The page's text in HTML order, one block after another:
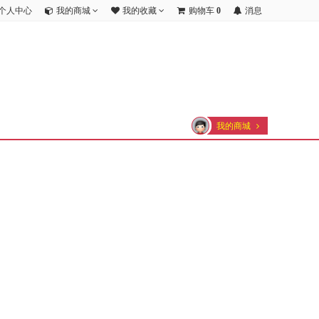
人中心 我的商城 我的收藏 购物车 0 消息
我的商城